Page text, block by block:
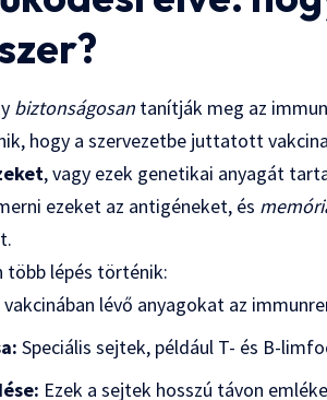
biztonságosan tanítják meg az
hogy a szervezetbe juttatott vakcina
, vagy ezek genetikai anyagát
ezeket az antigéneket, és
több lépés történik:
vakcinában lévő anyagokat az
Speciális sejtek, például T- és B-
Ezek a sejtek hosszú távon